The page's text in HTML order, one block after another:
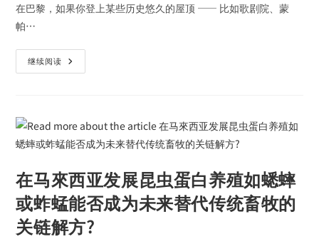
在巴黎，如果你登上某些历史悠久的屋顶 —— 比如歌剧院、蒙
帕…
继续阅读
在马來西亚发展昆虫蛋白养殖如蟋蟀
或蚱蜢能否成为未来替代传统畜牧的
关链解方?